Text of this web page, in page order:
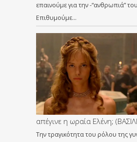
επαινούμε για την -“ανθρωπιά”
Επιθυμούμε…
απέγινε η ωραία Ελένη;
Την τραγικότητα του ρόλου της